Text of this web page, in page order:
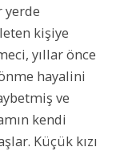
yerde
kişiye
yıllar önce
hayalini
ve
kendi
Küçük kızı